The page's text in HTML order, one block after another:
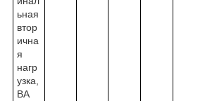
ьная
втор
ична
я
нагр
узка,
ВА